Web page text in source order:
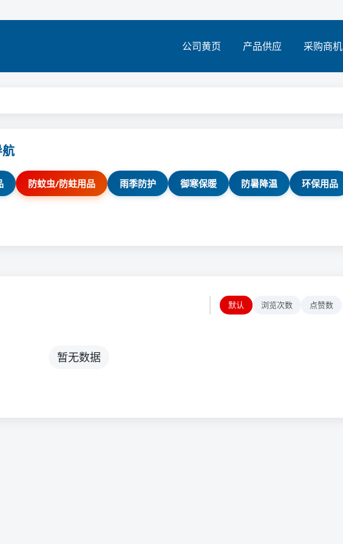
公司黄页 产品供应 采购商机
防蚊虫/防蛀用品 雨季防护 御寒保暖 防暑降温 环保用品
默认 浏览次数 点赞数
暂无数据